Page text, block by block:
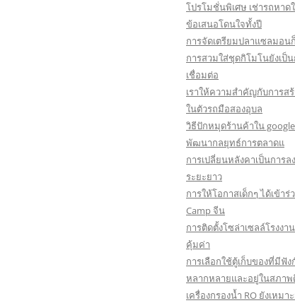
โปรโมชั่นพิเศษ เช่ารถหา
ข้อเสนอโดนใจทั้งปี
การจัดเตรียมปลาแซลมอน
การสวมใส่ชุดกิโมโนยังเป็
เชื่อมต่อ
เราให้ความสำคัญกับการส
ในตัวรถมือสองอุบล
วิธีปักหมุดร้านค้าใน
พัฒนากลยุทธ์การตลาดแ
การเปลี่ยนหลังคาเป็นการ
ระยะยาว
การให้โอกาสเด็กๆ ได้เข้าร่
Camp จีน
การติดตั้งโซล่าเซลล์โรงงา
คุ้มค่า
การเลือกใช้ตู้เก็บของที่มีฟั
หลากหลายและอยู่ในสภาพ
เครื่องกรองน้ำ RO ยังเหม